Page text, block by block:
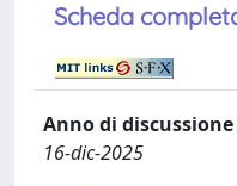
Scheda
Anno di discussione
16-dic-2025